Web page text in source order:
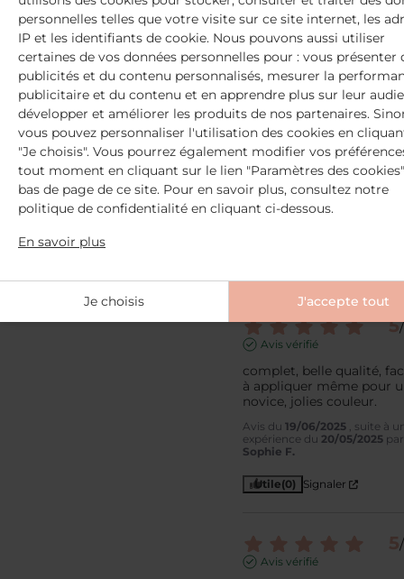
Trier les avis Avis du06/08/2025 , suite à
expérience du08/07/2025
Corinne G.
Utile(0) Signaler
5/
Avis vérifié
parfait
Avis du02/07/2025
5/
Avis vérifié
complet, belle qualité,
à appliquer même pour
novice, jolies couleur.
Avis du 19/06/2025 , suite à
expérience du 20/05/2025 par
Sophie F.
Utile(0) Signaler
5/
Avis vérifié
personnelles telles que votre visite sur ce site internet, les
IP et les identifiants de cookie. Nous pouvons aussi utiliser
certaines de vos données personnelles pour : vous présenter
publicités et du contenu personnalisés, mesurer la
publicitaire et du contenu et en apprendre plus sur leur
développer et améliorer les produits de nos partenaires.
vous pouvez personnaliser l'utilisation des cookies en
"Je choisis". Vous pourrez également modifier vos
tout moment en cliquant sur le lien "Paramètres des
bas de page de ce site. Pour en savoir plus, consultez notre
politique de confidentialité en cliquant ci-dessous.
En savoir plus
Je choisis J'accepte tout